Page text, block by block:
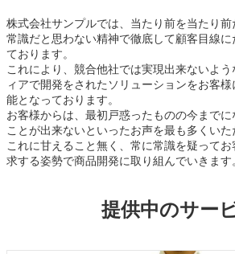
株式会社サンプルでは、当たり前を当たり
常識だと思わない精神で徹底して顧客目線
ております。
これにより、競合他社では実現出来ないよ
ィアで開発をされたソリューションをお客
能となっております。
お客様からは、最初戸惑ったものの今まで
ことが出来ないといったお声を最も多くいた
これに甘えること無く、常に常識を疑って
求する姿勢で商品開発に取り組んでいきます
提供中のサー